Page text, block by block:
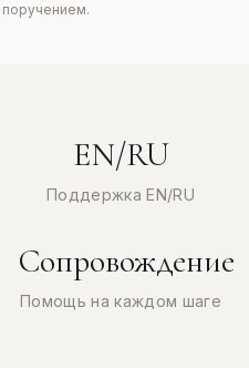
EN/RU
Поддержка EN/RU
Сопровождение
Помощь на каждом шаге